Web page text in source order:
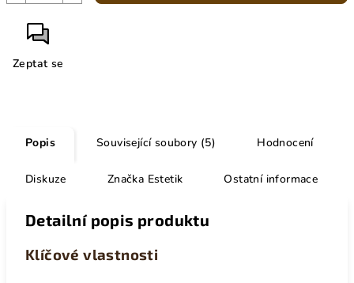
Zeptat se
Popis Související soubory (5) Hodnocení
Diskuze Značka Estetik Ostatní informace
Detailní popis produktu
Klíčové vlastnosti